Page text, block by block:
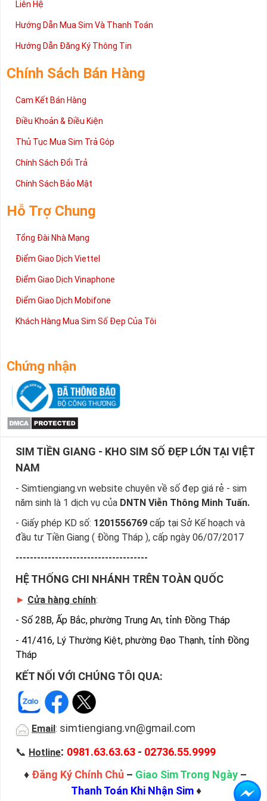
Địa Chỉ Mua Bán Sim Giá Rẻ
Trên đây là những chia sẻ chi tiết về dòng Sim Cang Ngay
tin tưởng lựa chọn trên thị trường sim số hiện nay.
Hy vọng với những thông tin được cung cấp trong bài viết
tại Sim Tiền Giang nhanh chóng nhất
Liên Hệ
Hướng Dẫn Mua Sim Và Thanh Toán
Hướng Dẫn Đăng Ký Thông Tin
Chính Sách Bán Hàng
Cam Kết Bán Hàng
Điều Khoản & Điều Kiện
Thủ Tục Mua Sim Trả Góp
Chính Sách Đổi Trả
Chính Sách Bảo Mật
Hỗ Trợ Chung
Tổng Đài Nhà Mạng
Điểm Giao Dịch Viettel
Điểm Giao Dịch Vinaphone
Điểm Giao Dịch Mobifone
Khách Hàng Mua Sim Số Đẹp Của Tôi
Chứng nhận
SIM TIỀN GIANG - KHO SIM SỐ ĐẸP LỚN TẠI VIỆT
NAM
- Simtiengiang.vn website chuyên về số đẹp giá rẻ - sim
năm sinh là 1 dịch vụ của DNTN Viễn Thông Minh Tuấn.
- Giấy phép KD số: 1201556769 cấp tại Sở Kế hoạch và
đầu tư Tiền Giang ( Đồng Tháp ), cấp ngày 06/07/2017
-------------------------------------
HỆ THỐNG CHI NHÁNH TRÊN TOÀN QUỐC
► Cửa hàng chính:
- Số 28B, Ấp Bắc, phường Trung An, tỉnh Đồng Tháp
- 41/416, Lý Thường Kiệt, phường Đạo Thạnh, tỉnh Đồng
Tháp
KẾT NỐI VỚI CHÚNG TÔI QUA:
Email : simtiengiang.vn@gmail.com
📞 Hotline: 0981.63.63.63 - 02736.55.9999
♦ Đăng Ký Chính Chủ – Giao Sim Trong Ngày –
Thanh Toán Khi Nhận Sim♦